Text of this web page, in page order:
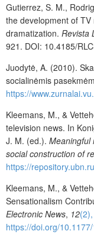
Gutierrez, S. M.,
the development of
dramatization. Revista
921. DOI: 10.4185/
Juodytė, A. (2010).
socialinėmis
https://
Kleemans, M., &
television news. In
J. M. (ed.). Meaningful
social construction of
https://
Kleemans, M., &
Sensationalism
Electronic News, 12
https://doi.org/